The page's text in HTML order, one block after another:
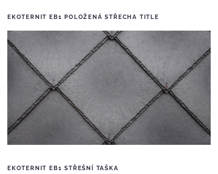
EKOTERNIT EB1 POLOŽENÁ STŘECHA TITLE
EKOTERNIT EB1 STŘEŠNÍ TAŠKA